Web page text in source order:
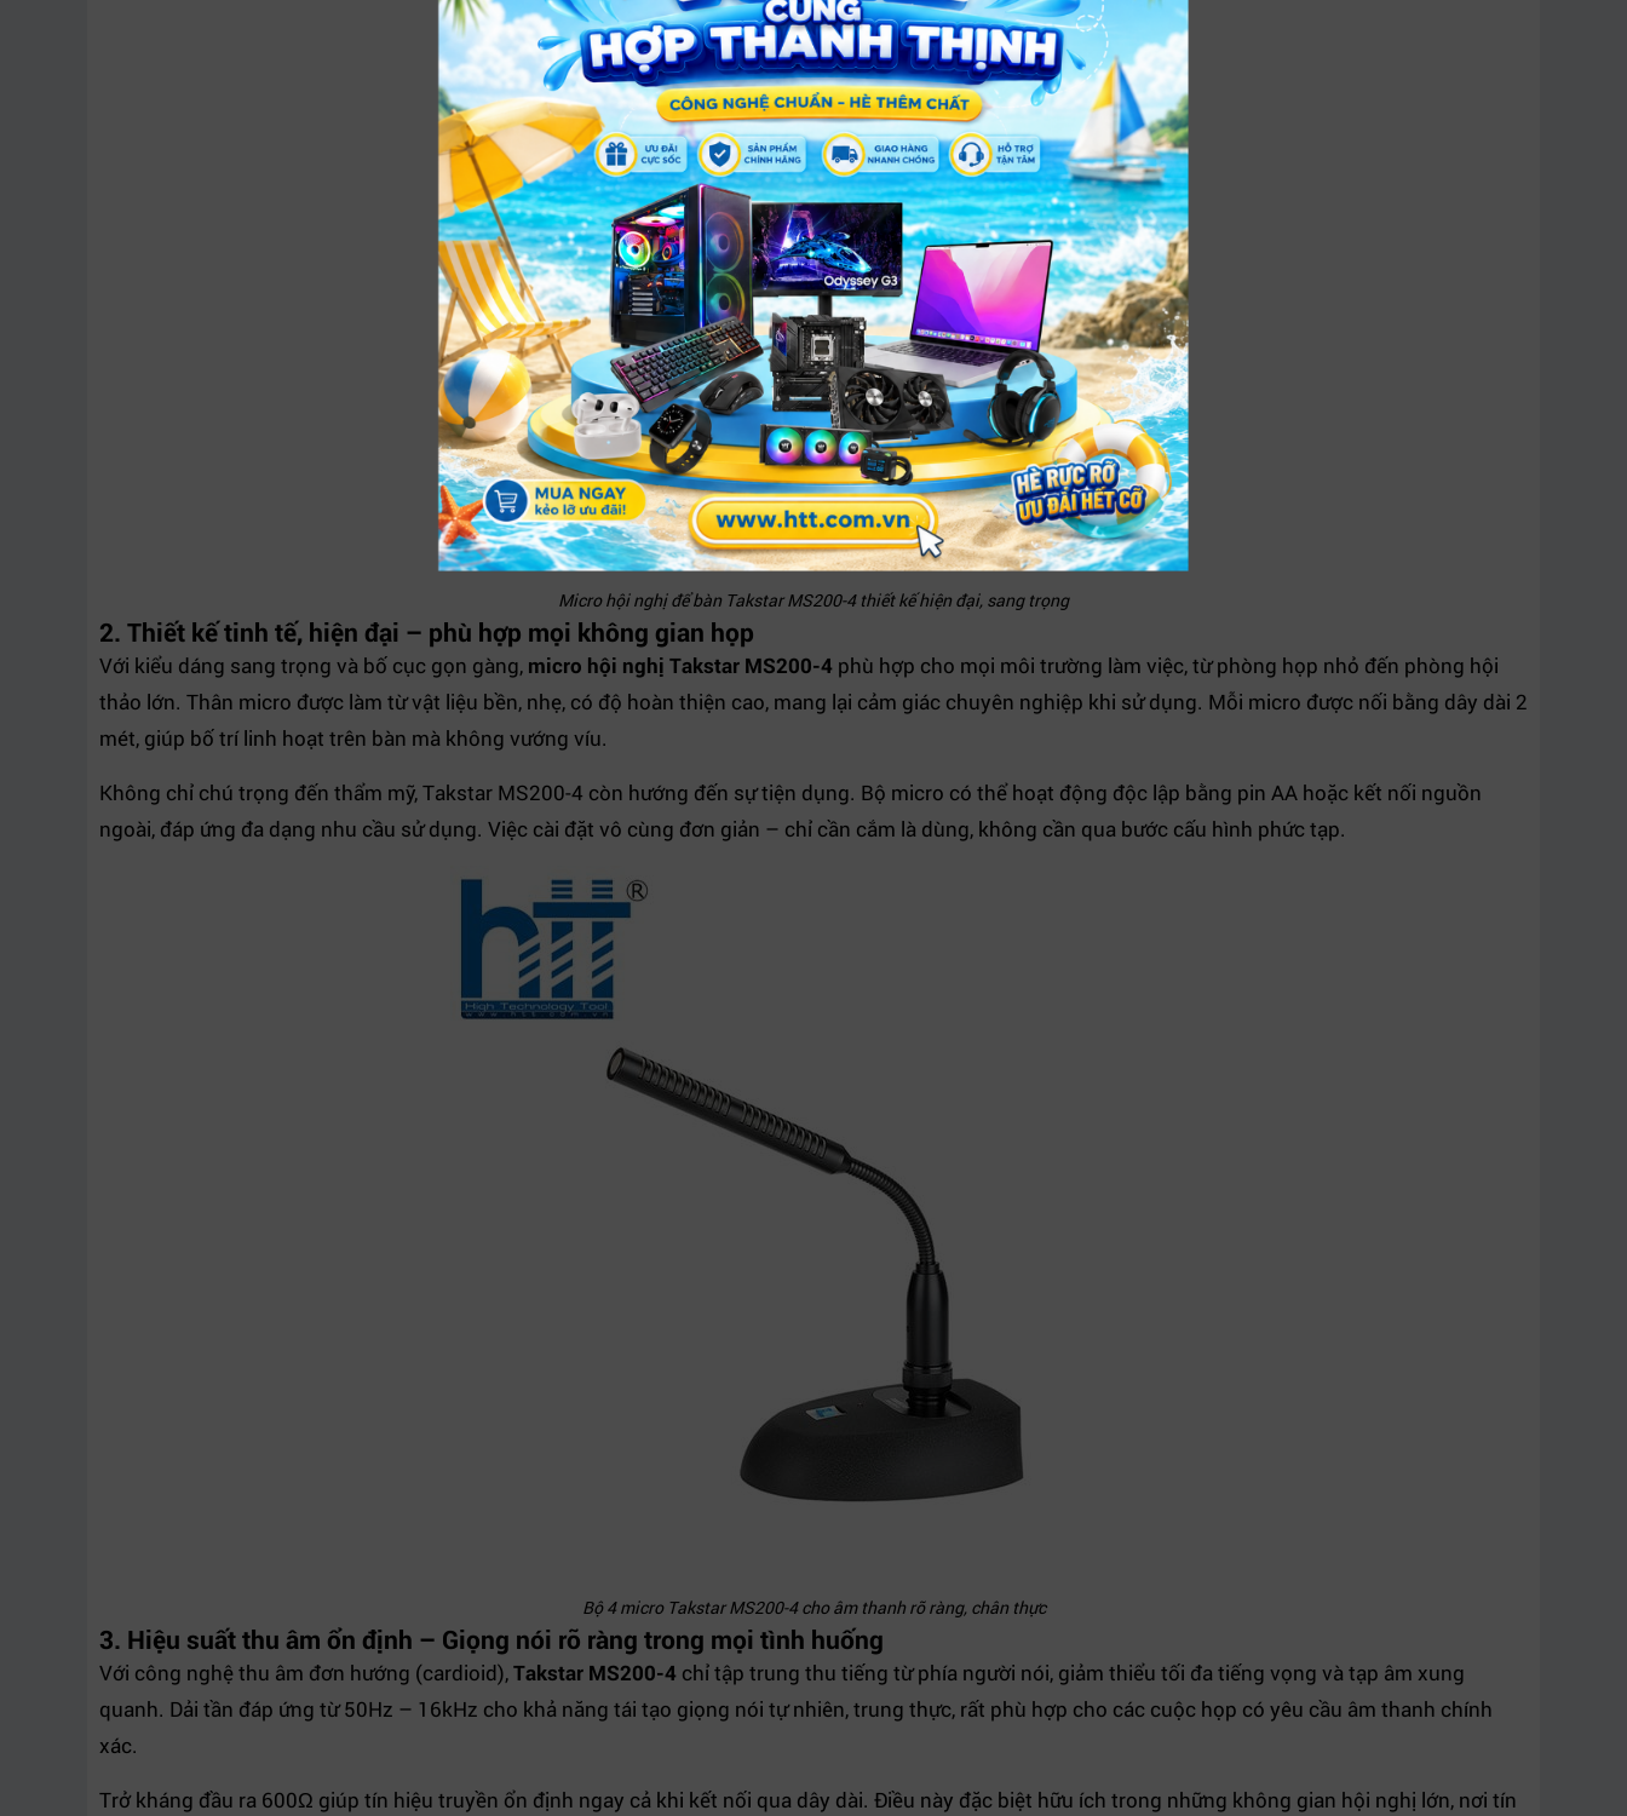
Micro hội nghị để bàn Takstar MS200-4 thiết kế hiện đại, sang trọng
2. Thiết kế tinh tế, hiện đại – phù hợp mọi không gian họp
Với kiểu dáng sang trọng và bố cục gọn gàng, micro hội nghị Takstar MS200-4 phù hợp cho mọi môi trường làm việc, từ phòng họp nhỏ đến phòng hội
thảo lớn. Thân micro được làm từ vật liệu bền, nhẹ, có độ hoàn thiện cao, mang lại cảm giác chuyên nghiệp khi sử dụng. Mỗi micro được nối bằng dây dài 2
mét, giúp bố trí linh hoạt trên bàn mà không vướng víu.
Không chỉ chú trọng đến thẩm mỹ, Takstar MS200-4 còn hướng đến sự tiện dụng. Bộ micro có thể hoạt động độc lập bằng pin AA hoặc kết nối nguồn
ngoài, đáp ứng đa dạng nhu cầu sử dụng. Việc cài đặt vô cùng đơn giản – chỉ cần cắm là dùng, không cần qua bước cấu hình phức tạp.
Bộ 4 micro Takstar MS200-4 cho âm thanh rõ ràng, chân thực
3. Hiệu suất thu âm ổn định – Giọng nói rõ ràng trong mọi tình huống
Với công nghệ thu âm đơn hướng (cardioid),Takstar MS200-4 chỉ tập trung thu tiếng từ phía người nói, giảm thiểu tối đa tiếng vọng và tạp âm xung
quanh. Dải tần đáp ứng từ 50Hz – 16kHz cho khả năng tái tạo giọng nói tự nhiên, trung thực, rất phù hợp cho các cuộc họp có yêu cầu âm thanh chính
xác.
Trở kháng đầu ra 600Ω giúp tín hiệu truyền ổn định ngay cả khi kết nối qua dây dài. Điều này đặc biệt hữu ích trong những không gian hội nghị lớn, nơi tín